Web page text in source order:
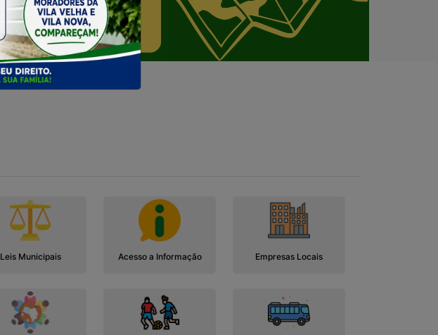
Leis Municipais Acesso a Informação Empresas Locais